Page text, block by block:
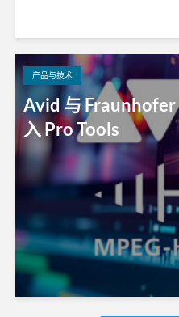
产品与技术
Avid 与 Fraunhofer
入 Pro Tools